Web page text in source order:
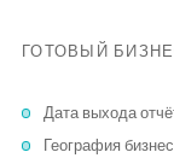
ГОТОВЫЙ
Дата выхода
География